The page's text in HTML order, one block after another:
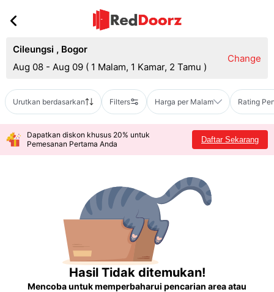
Cileungsi , Bogor
Aug 08 - Aug 09 ( 1 Malam, 1 Kamar, 2 Tamu )
Change
Urutkan berdasarkan Filters Harga per Malam Rating
Dapatkan diskon khusus 20% untuk
Pemesanan Pertama Anda
Daftar Sekarang
Hasil Tidak ditemukan!
Mencoba untuk memperbaharui pencarian area atau